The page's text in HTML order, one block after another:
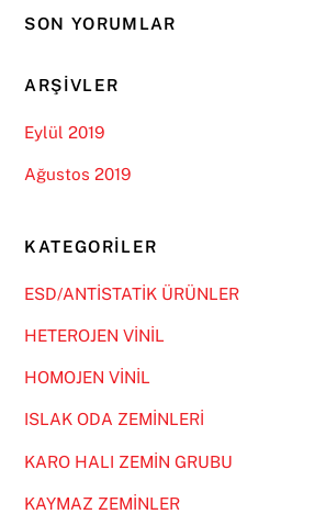
SON YORUMLAR
ARŞIVLER
Eylül 2019
Ağustos 2019
KATEGORILER
ESD/ANTİSTATİK ÜRÜNLER
HETEROJEN VİNİL
HOMOJEN VİNİL
ISLAK ODA ZEMİNLERİ
KARO HALI ZEMİN GRUBU
KAYMAZ ZEMİNLER